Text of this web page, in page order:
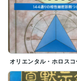
オリエンタル・ホロス